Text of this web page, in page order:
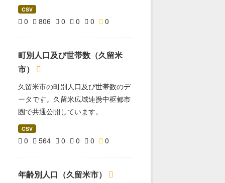
CSV
0 806 0 0 0 0
町別人口及び世帯数（久留米
市）
久留米市の町別人口及び世帯数のデ
ータです。久留米広域連携中枢都市
圏で共通公開しています。
CSV
0 564 0 0 0 0
年齢別人口（久留米市）